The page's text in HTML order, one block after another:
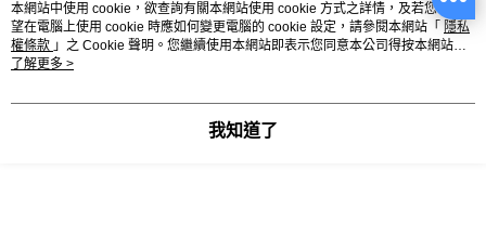
本網站中使用 cookie，欲查詢有關本網站使用 cookie 方式之詳情，及若您不希
望在電腦上使用 cookie 時應如何變更電腦的 cookie 設定，請參閱本網站「 隱私
權條款 」之 Cookie 聲明。您繼續使用本網站即表示您同意本公司得按本網站使
用條款之 Cookie 聲明使用 cookie。
了解更多 >
我知道了